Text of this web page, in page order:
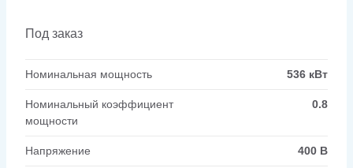
Под заказ
Номинальная мощность 536 кВт
Номинальный коэффициент
мощности
0.8
Напряжение 400 В